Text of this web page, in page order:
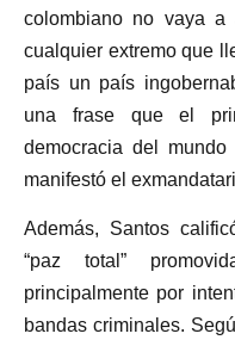
colombiano no vaya a
cualquier extremo que
país un país
una frase que el
democracia del mundo
manifestó el
Además, Santos
“paz total”
principalmente por
bandas criminales.